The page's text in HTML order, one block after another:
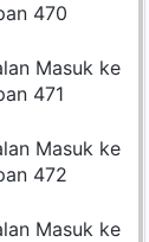
470
Masuk ke
471
Masuk ke
472
Masuk ke